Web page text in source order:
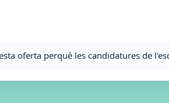
oferta perquè les candidatures de